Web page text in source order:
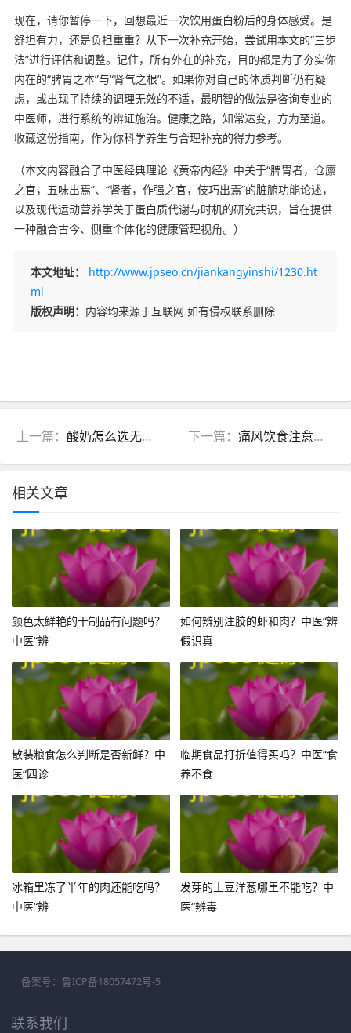
现在，请你暂停一下，回想最近一次饮用蛋白粉后的身体感受。是
舒坦有力，还是负担重重？从下一次补充开始，尝试用本文的“三步
法”进行评估和调整。记住，所有外在的补充，目的都是为了夯实你
内在的“脾胃之本”与“肾气之根”。如果你对自己的体质判断仍有疑
虑，或出现了持续的调理无效的不适，最明智的做法是咨询专业的
中医师，进行系统的辨证施治。健康之路，知常达变，方为至道。
收藏这份指南，作为你科学养生与合理补充的得力参考。
（本文内容融合了中医经典理论《黄帝内经》中关于“脾胃者，仓廪
之官，五味出焉”、“肾者，作强之官，伎巧出焉”的脏腑功能论述，
以及现代运动营养学关于蛋白质代谢与时机的研究共识，旨在提供
一种融合古今、侧重个体化的健康管理视角。）
本文地址：
http://www.jpseo.cn/jiankangyinshi/1230.ht
ml
版权声明： 内容均来源于互联网 如有侵权联系删除
上一篇： 酸奶怎么选无添加？中医教你3步避坑，养出好肠胃（附选购清单） 下一篇：痛风饮食注意事项：中医调理脾肾，5步吃走疼痛
相关文章
颜色太鲜艳的干制品有问题吗？
中医“辨
如何辨别注胶的虾和肉？中医“辨
假识真
散装粮食怎么判断是否新鲜？中
医“四诊
临期食品打折值得买吗？中医“食
养不食
冰箱里冻了半年的肉还能吃吗？
中医“辨
发芽的土豆洋葱哪里不能吃？中
医“辨毒
备案号： 鲁ICP备18057472号-5
联系我们